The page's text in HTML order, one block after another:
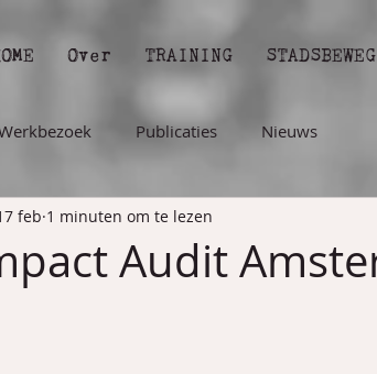
Over TRAINING
Publicaties Nieuws
Audit
feb 1 minuten om te lezen